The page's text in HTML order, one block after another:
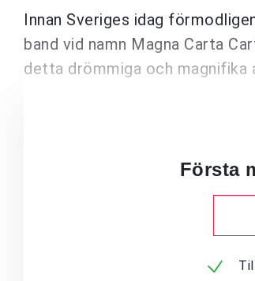
Innan Sveriges idag
band vid namn Magna Carta
detta drömmiga och magnifika
Första